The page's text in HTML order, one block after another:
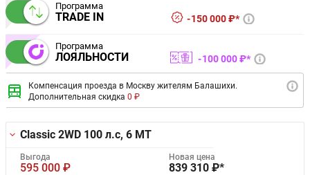
Программа
TRADE IN 150 000 ₽*
Программа
ЛОЯЛЬНОСТИ 100 000 ₽*
Компенсация проезда в Москву жителям Балашихи.
Дополнительная скидка 0 ₽
Classic 2WD 100 л.с, 6 MT
Выгода
595 000 ₽
Новая цена
839 310 ₽*